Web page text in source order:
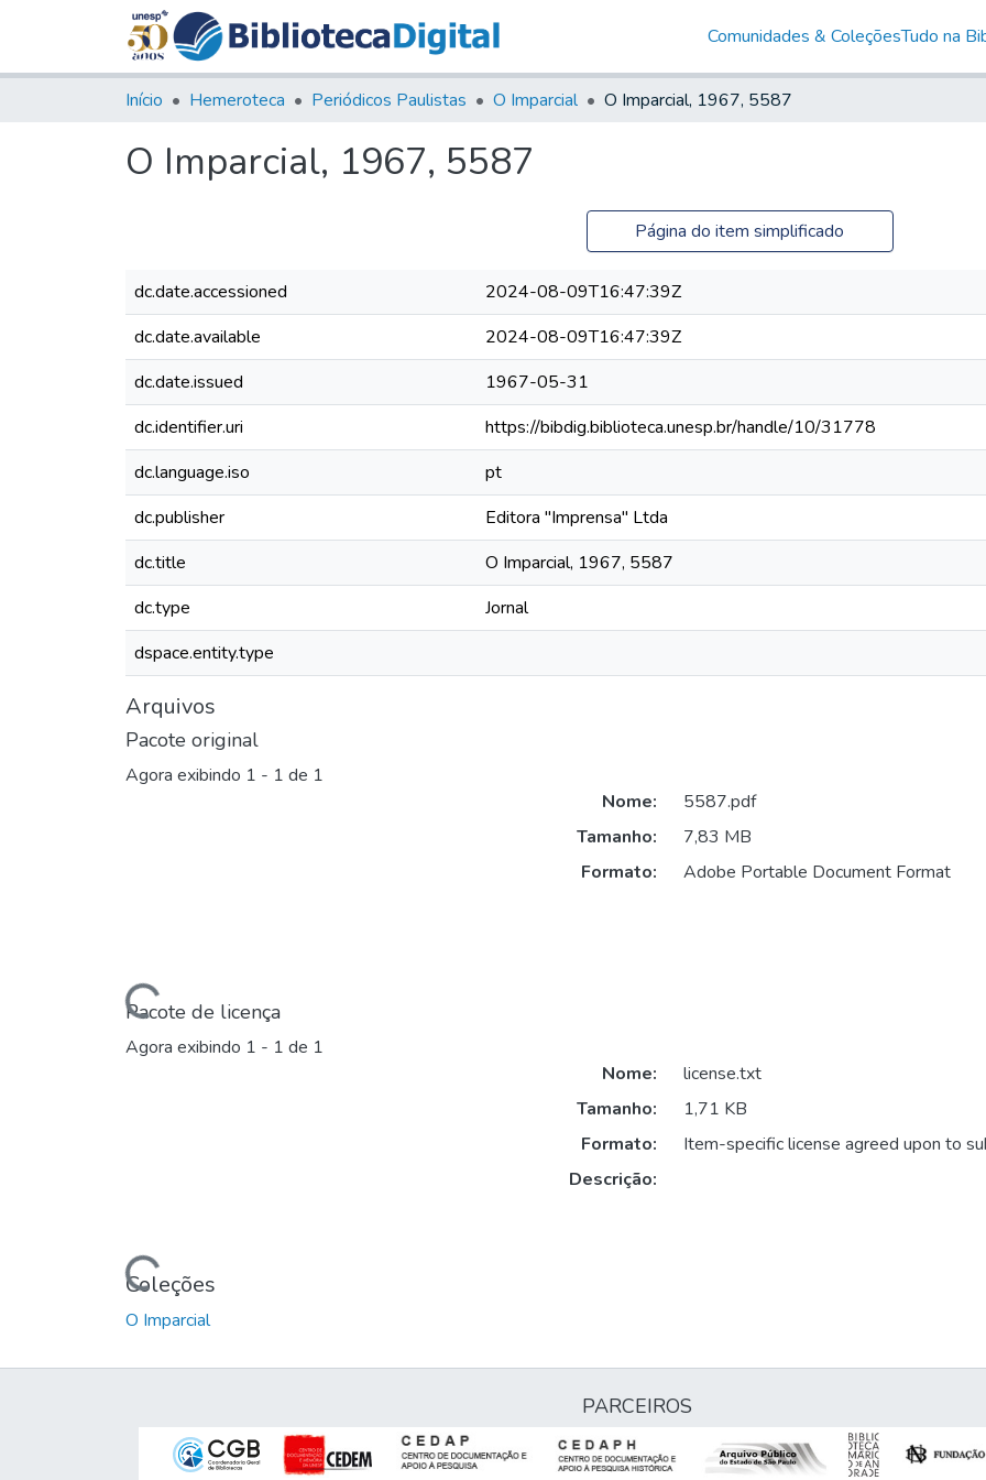
Comunidades & ColeçõesTudo na
Início Hemeroteca Periódicos Paulistas O Imparcial O Imparcial, 1967, 5587
O Imparcial, 1967, 5587
Página do item simplificado
dc.date.accessioned
2024-08-09T16:47:39Z
dc.date.available
2024-08-09T16:47:39Z
dc.date.issued
1967-05-31
dc.identifier.uri
https://bibdig.biblioteca.unesp.br/handle/10/31778
dc.language.iso
pt
dc.publisher
Editora "Imprensa" Ltda
dc.title
O Imparcial, 1967, 5587
dc.type
Jornal
dspace.entity.type
Arquivos
Pacote original
Agora exibindo 1 - 1 de 1
Carregando...
Nome:
5587.pdf
Tamanho:
7,83 MB
Formato:
Adobe Portable Document Format
Pacote de licença
Agora exibindo 1 - 1 de 1
Carregando...
Nome:
license.txt
Tamanho:
1,71 KB
Formato:
Item-specific license agreed upon to
Descrição:
Coleções
O Imparcial
PARCEIROS